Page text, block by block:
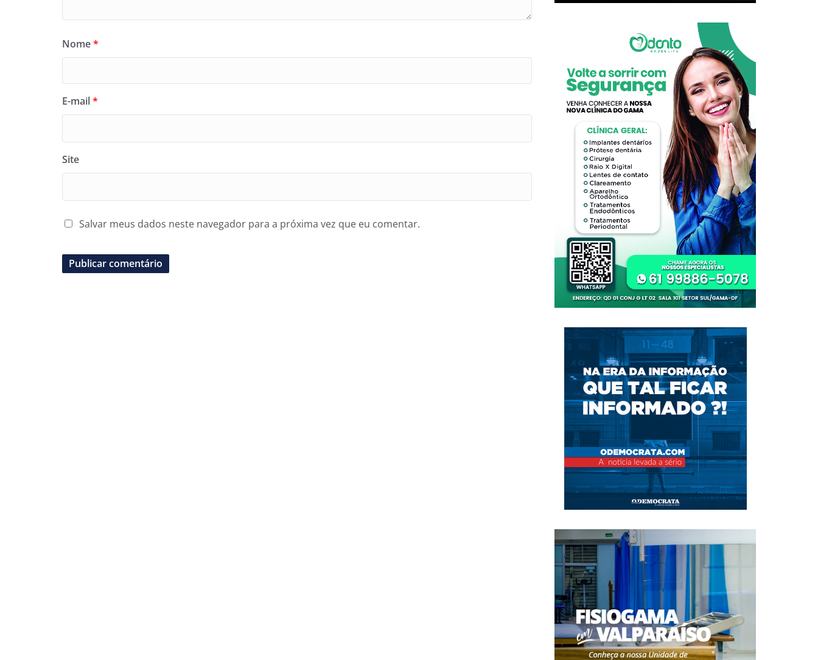
Nome*
E-mail*
Site
Salvar meus dados neste navegador para a próxima vez que eu comentar.